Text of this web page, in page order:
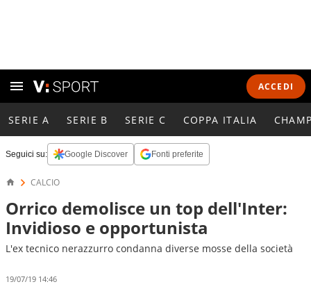
ACCEDI
SERIE A SERIE B SERIE C COPPA ITALIA
Seguici su: Google Discover Fonti preferite
CALCIO
Orrico demolisce un top dell'Inter:
Invidioso e opportunista
L'ex tecnico nerazzurro condanna diverse mosse della società
19/07/19 14:46